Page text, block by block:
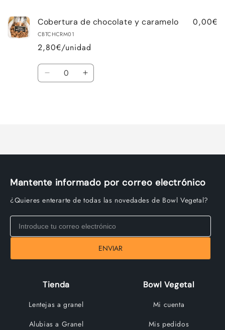
Cobertura de chocolate y caramelo
CBTCHCRM01
2,80€/unidad
0,00€
Cantidad
Reducir
Aumentar
Mantente informado por correo electrónico
¿Quieres enterarte de todas las novedades de Bowl Vegetal?
ENVIAR
Tienda
Lentejas a granel
Alubias a Granel
Bowl Vegetal
Mi cuenta
Mis pedidos